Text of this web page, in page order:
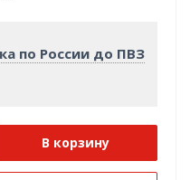
по России до ПВЗ
В корзину